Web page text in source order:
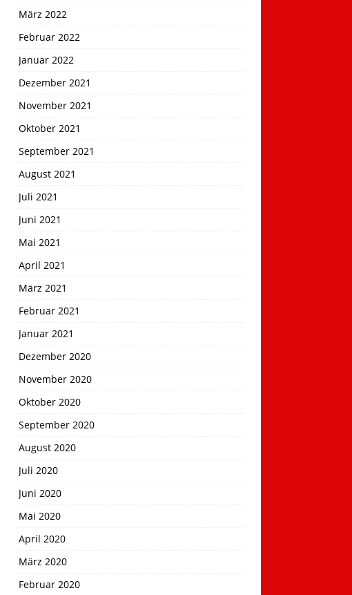
März 2022
Februar 2022
Januar 2022
Dezember 2021
November 2021
Oktober 2021
September 2021
August 2021
Juli 2021
Juni 2021
Mai 2021
April 2021
März 2021
Februar 2021
Januar 2021
Dezember 2020
November 2020
Oktober 2020
September 2020
August 2020
Juli 2020
Juni 2020
Mai 2020
April 2020
März 2020
Februar 2020